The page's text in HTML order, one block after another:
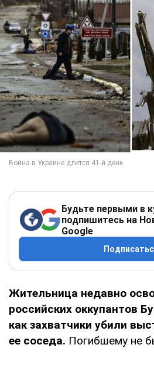
Будьте первыми в
подпишитесь на
Google
Жительница недавно
российских оккупантов
как захватчики убили
ее соседа. Погибшему не